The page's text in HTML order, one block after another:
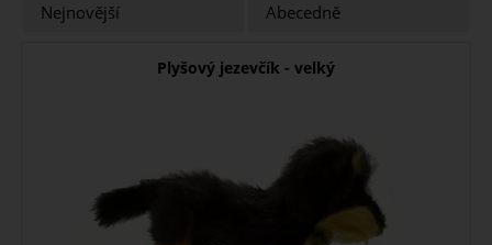
Nejnovější
Abecedně
Plyšový jezevčík - velký